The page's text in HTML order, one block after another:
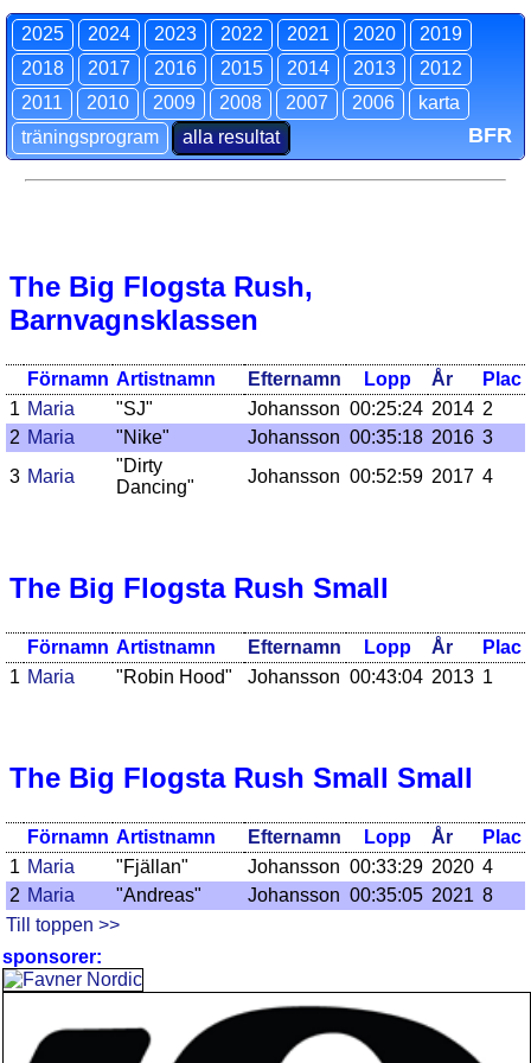
2025 2024 2023 2022 2021 2020
2019
2018
2017 2016 2015 2014 2013
2012
2011
2010 2009 2008 2007 2006
karta
träningsprogram
alla resultat BFR
The Big Flogsta Rush,
Barnvagnsklassen
Förnamn Artistnamn Efternamn Lopp År
Plac
1 Maria "SJ" Johansson 00:25:24 2014 2
2 Maria "Nike" Johansson 00:35:18 2016 3
3 Maria
"Dirty
Dancing"
Johansson 00:52:59 2017 4
The Big Flogsta Rush Small
Förnamn Artistnamn Efternamn Lopp År
Plac
1 Maria "Robin Hood" Johansson 00:43:04 2013 1
The Big Flogsta Rush Small Small
Förnamn Artistnamn Efternamn Lopp År
Plac
1 Maria "Fjällan" Johansson 00:33:29 2020 4
2 Maria "Andreas" Johansson 00:35:05 2021 8
Till toppen >>
sponsorer: